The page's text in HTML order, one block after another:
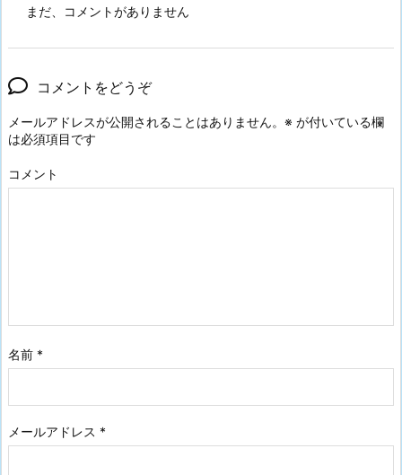
まだ、コメントがありません
コメントをどうぞ
メールアドレスが公開されることはありません。 ※ が付いている欄
は必須項目です
コメント
名前 *
メールアドレス *